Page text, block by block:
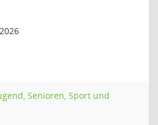
Senioren, Sport und